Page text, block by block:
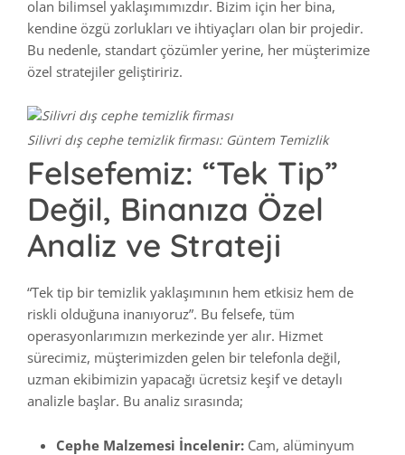
olan bilimsel yaklaşımımızdır. Bizim için her bina,
kendine özgü zorlukları ve ihtiyaçları olan bir projedir.
Bu nedenle, standart çözümler yerine, her müşterimize
özel stratejiler geliştiririz.
Silivri dış cephe temizlik firması: Güntem Temizlik
Felsefemiz: “Tek Tip”
Değil, Binanıza Özel
Analiz ve Strateji
“Tek tip bir temizlik yaklaşımının hem etkisiz hem de
riskli olduğuna inanıyoruz”. Bu felsefe, tüm
operasyonlarımızın merkezinde yer alır. Hizmet
sürecimiz, müşterimizden gelen bir telefonla değil,
uzman ekibimizin yapacağı ücretsiz keşif ve detaylı
analizle başlar. Bu analiz sırasında;
Cephe Malzemesi İncelenir: Cam, alüminyum